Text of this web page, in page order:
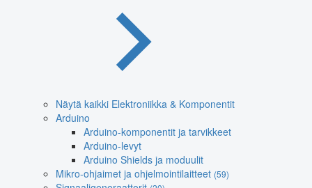
Näytä kaikki Elektroniikka & Komponentit
Arduino
Arduino-komponentit ja tarvikkeet
Arduino-levyt
Arduino Shields ja moduulit
Mikro-ohjaimet ja ohjelmointilaitteet (59)